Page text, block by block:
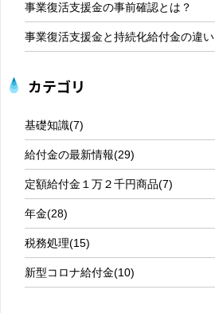
事業復活支援金の事前確認とは？
事業復活支援金と持続化給付金の違い
カテゴリ
基礎知識(7)
給付金の最新情報(29)
定額給付金１万２千円商品(7)
年金(28)
税務処理(15)
新型コロナ給付金(10)